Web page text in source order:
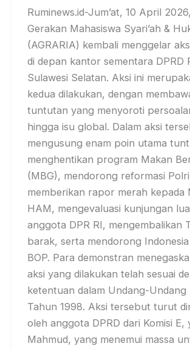
Ruminews.id-Jum’at, 10 April
Gerakan Mahasiswa Syari’ah &
(AGRARIA) kembali menggelar
di depan kantor sementara DPRD
Sulawesi Selatan. Aksi ini
kedua dilakukan, dengan
tuntutan yang menyoroti
hingga isu global. Dalam aksi
mengusung enam poin utama
menghentikan program Makan
(MBG), mendorong reformasi
memberikan rapor merah kepada
HAM, mengevaluasi kunjungan
anggota DPR RI, mengembalikan
barak, serta mendorong
BOP. Para demonstran
aksi yang dilakukan telah sesuai
ketentuan dalam Undang-Undang
Tahun 1998. Aksi tersebut turut
oleh anggota DPRD dari Komisi E,
Mahmud, yang menemui massa